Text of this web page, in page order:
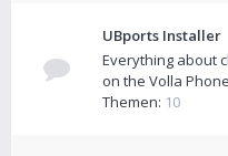
UBports Installer
Everything about
on the Volla
Themen: 10